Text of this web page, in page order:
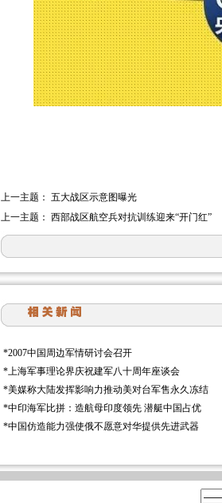
上一主题： 五大战区示意图曝光
上一主题： 西部战区航空兵对抗训练迎来“开门红”
*2007中国周边军情研讨会召开
*上海军事理论界庆祝建军八十周年座谈会
*美媒称大陆发挥影响力推动美对台军售永久冻结
*中印海军比拼：造航母印度领先 潜艇中国占优
*中国仿造能力强使俄不愿意对华提供先进武器